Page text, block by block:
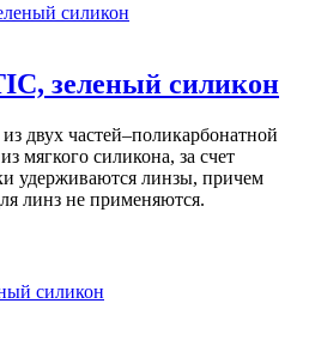
зеленый силикон
двух частей–поликарбонатной
мягкого силикона, за счет
удерживаются линзы, причем
линз не применяются.